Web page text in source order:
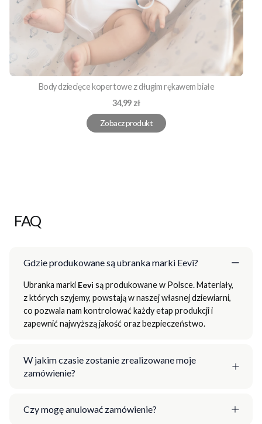
Body dziecięce kopertowe z długim rękawem białe
Cena
34,99 zł
Zobacz produkt
FAQ
Gdzie produkowane są ubranka marki Eevi?
Ubranka marki Eevi są produkowane w Polsce. Materiały,
z których szyjemy, powstają w naszej własnej dziewiarni,
co pozwala nam kontrolować każdy etap produkcji i
zapewnić najwyższą jakość oraz bezpieczeństwo.
W jakim czasie zostanie zrealizowane moje
zamówienie?
Czy mogę anulować zamówienie?